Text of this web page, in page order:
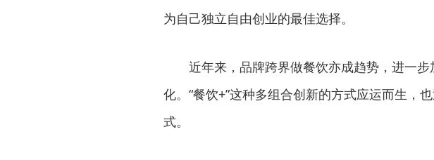
为自己独立自由创业的最佳选择。
近年来，品牌跨界做餐饮亦成趋势，进一
化。“餐饮+”这种多组合创新的方式应运而生，
式。